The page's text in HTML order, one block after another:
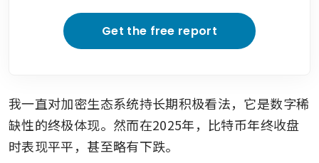
Get the free report
我一直对加密生态系统持长期积极看法，它是数字稀
缺性的终极体现。然而在2025年，比特币年终收盘
时表现平平，甚至略有下跌。